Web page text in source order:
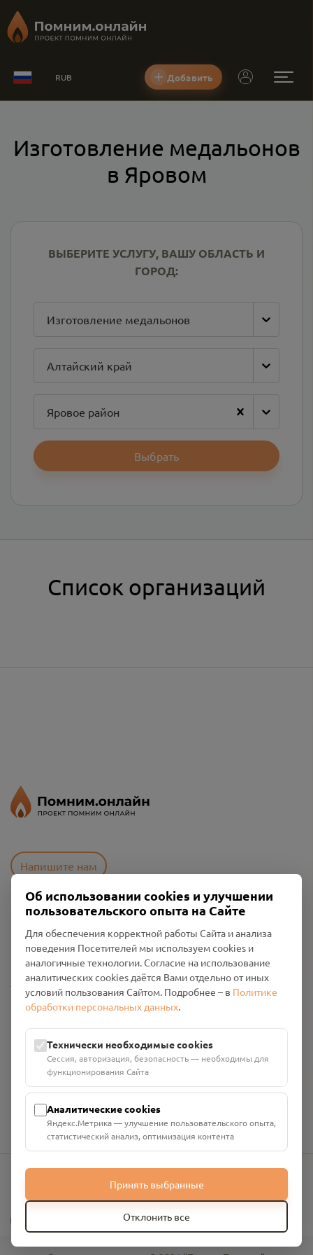
RUB Добавить
Изготовление медальонов
в Яровом
ВЫБЕРИТЕ УСЛУГУ, ВАШУ ОБЛАСТЬ И
ГОРОД:
Изготовление медальонов
Алтайский край
Яровое район
Выбрать
Список организаций
Напишите нам
Политика конфиденциальности
Промо-материалы
Настройки cookies
Общество с ограниченной ответственностью «Смоленский
Проект Помним»
ИНН: 6700029207 ОГРН: 1256700001986
Юридический адрес: 216790, Смоленская область, р-н
Руднянский, г. Рудня, улица Западная, д. 26А, пом. 18
Номер счёта: 40702810901130004287 в АО "АЛЬФА-БАНК"
info@pomnim.online
Об использовании cookies и улучшении
пользовательского опыта на Сайте
Для обеспечения корректной работы Сайта и анализа
поведения Посетителей мы используем cookies и
аналогичные технологии. Согласие на использование
аналитических cookies даётся Вами отдельно от иных
условий пользования Сайтом. Подробнее – в Политике
обработки персональных данных.
Технически необходимые cookies
Сессия, авторизация, безопасность — необходимы для
функционирования Сайта
Аналитические cookies
Яндекс.Метрика — улучшение пользовательского опыта,
статистический анализ, оптимизация контента
Принять выбранные
Отклонить все